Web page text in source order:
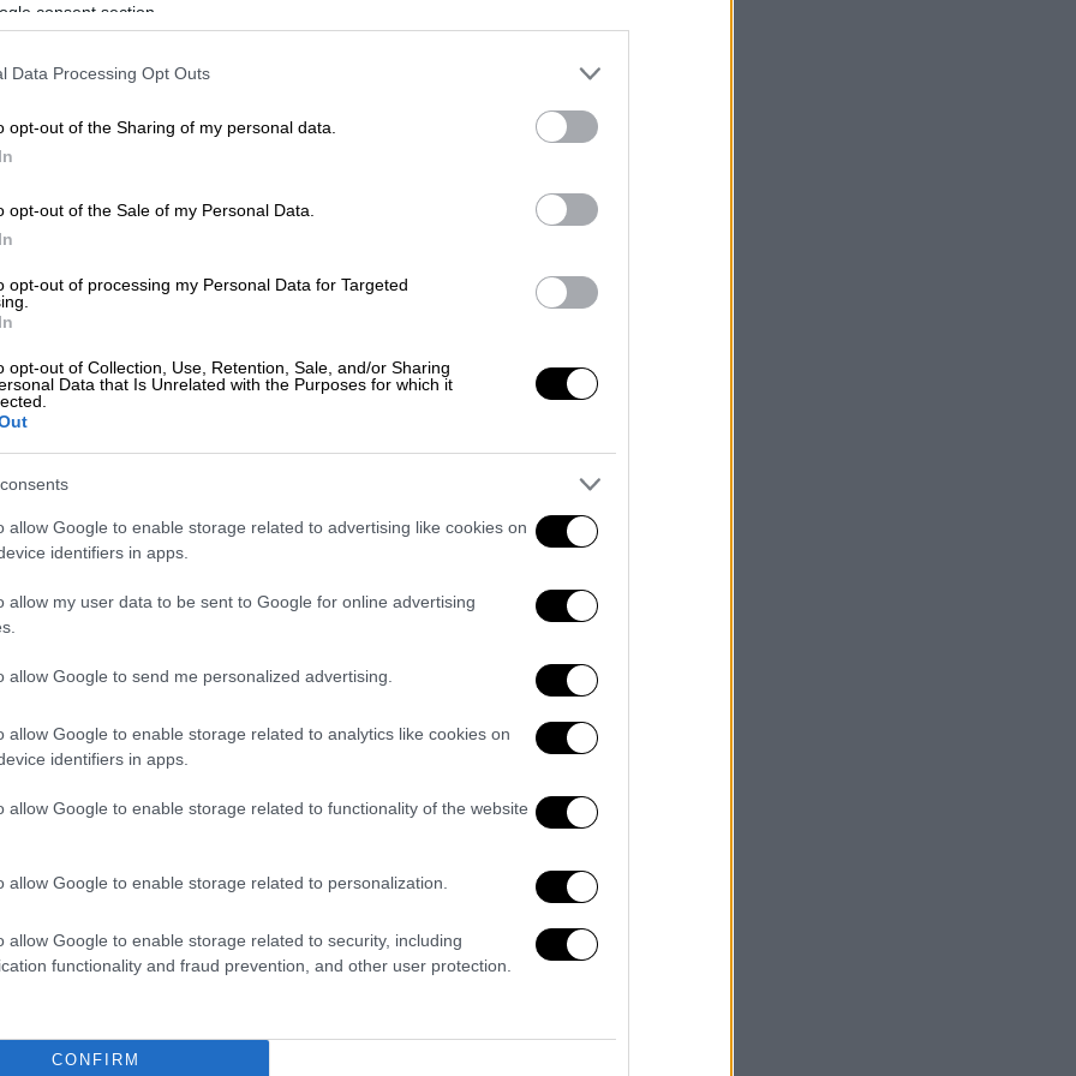
consent section.
Data Processing Opt Outs
opt-out of the Sharing of my personal data.
opt-out of the Sale of my Personal Data.
opt-out of processing my Personal Data for Targeted
opt-out of Collection, Use, Retention, Sale, and/or Sharing
Data that Is Unrelated with the Purposes for which it
allow Google to enable storage related to advertising like cookies on
identifiers in apps.
allow my user data to be sent to Google for online advertising
allow Google to send me personalized advertising.
allow Google to enable storage related to analytics like cookies on
identifiers in apps.
allow Google to enable storage related to functionality of the website
allow Google to enable storage related to personalization.
allow Google to enable storage related to security, including
functionality and fraud prevention, and other user protection.
CONFIRM
ευκαιρία να θέσουμε
πρώτα τόσο η
κατοχυρώνονται ρητά. Στο
αλλά και σε διακρατικό.
Σύμβασης Δικαιωμάτων του
Συμφώνου για τα Ατομικά και
όμως, ως δικαίωμα και σε
Χάρτη Θεμελιωδών Δικαιωμάτων της
αυτό δύναται να απολαμβάνουν ακόμη
Όχι γιατί κάποιος παραμένει
του προσβάλλει την
τρίτου. Τέτοιο θέμα δεν τίθεται
δήθεν προσπαθεί να περιγράψει τις
πολιτική υπό αριστερά όμματα,
συγκεκριμένου κειμένου θα μπορούσε
οργάνωσης. Διαβάστε
διαπιστώστε πλήρη ταύτιση … ιδεών.
όσους διαρρήγνυαν τα ιμάτια στους
οφέλη από το συγκεκριμένο
ποιους φοβόμασταν επί 30
δημιουργηθεί μύθοι και δοξασίες, ενώ ο
θεωρούσαν πράκτορες ξένων υπηρεσιών
κράτους. Έψαχναν αρχηγούς ακόμη και
Μόλις το 2000 αρχίσαμε να κάνουμε
ασφαλών Ολυμπιακών Αγώνων
(γιατί το τελευταίο θύμα τους ήταν
Δημόσιας Τάξης και στην Ελληνική
της ταυτότητας των μελών της
τους. Συμπέρασμα:το σκοτάδι τρέφει